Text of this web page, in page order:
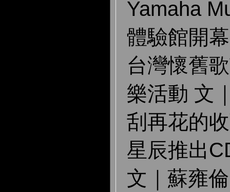
Yamaha
體驗館開
台灣懷舊
樂活動 文
刮再花的
星辰推出
文｜蘇雍倫